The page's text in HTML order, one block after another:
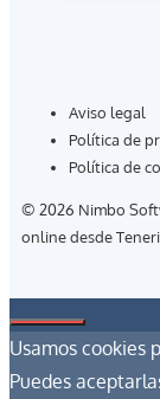
Aviso legal
Política de
Política de
© 2026 Nimbo
online desde
Cerrar
Usamos cookies
Puedes